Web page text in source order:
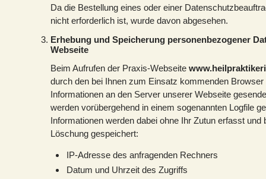
Da die Bestellung eines oder einer
nicht erforderlich ist, wurde davon abgesehen.
Erhebung und Speicherung personenbezogener
Webseite
Beim Aufrufen der Praxis-Webseite
durch den bei Ihnen zum Einsatz kommenden
Informationen an den Server unserer Webseite
werden vorübergehend in einem sogenannten Logfile
Informationen werden dabei ohne Ihr Zutun erfasst und
Löschung gespeichert:
IP-Adresse des anfragenden Rechners
Datum und Uhrzeit des Zugriffs